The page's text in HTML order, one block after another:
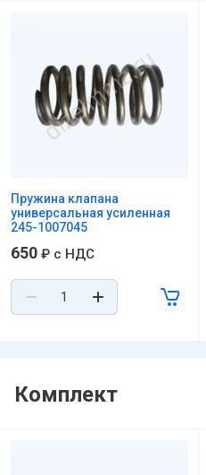
Пружина клапана
универсальная усиленная
245-1007045
650 ₽ с НДС
Комплект